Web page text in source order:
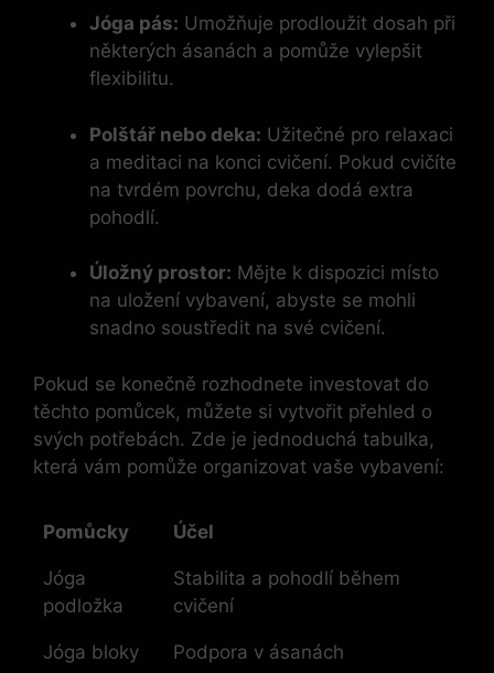
Jóga pás: Umožňuje prodloužit dosah při
některých ásanách a pomůže vylepšit
flexibilitu.
Polštář nebo deka: Užitečné pro relaxaci
a meditaci na konci cvičení. Pokud cvičíte
na tvrdém povrchu, deka dodá extra
pohodlí.
Úložný prostor: Mějte k dispozici místo
na uložení vybavení, abyste se mohli
snadno soustředit na své cvičení.
Pokud se konečně rozhodnete investovat do
těchto pomůcek, můžete si vytvořit přehled o
svých potřebách. Zde je jednoduchá tabulka,
která vám pomůže organizovat vaše vybavení:
Pomůcky Účel
Jóga
podložka
Stabilita a pohodlí během
cvičení
Jóga bloky Podpora v ásanách